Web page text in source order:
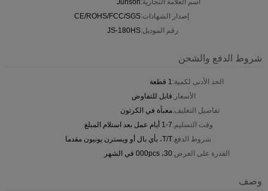
اسم العلامة التجارية:Junson
إصدار الشهادات:CE/ROHS/FCC/SGS
رقم الموديل:JS-180HS
شروط الدفع والشحن
الحد الأدنى لكمية:1 قطعة
الأسعار:قابل للتفاوض
تفاصيل التغليف:معبأة في الكرتون
وقت التسليم:1-7 أيام عمل بعد استلام المبلغ
شروط الدفع:T/T، بأي بال أو ويسترن يونيون مقدما
القدرة على العرض:30، 000pcs في الشهر
وصف